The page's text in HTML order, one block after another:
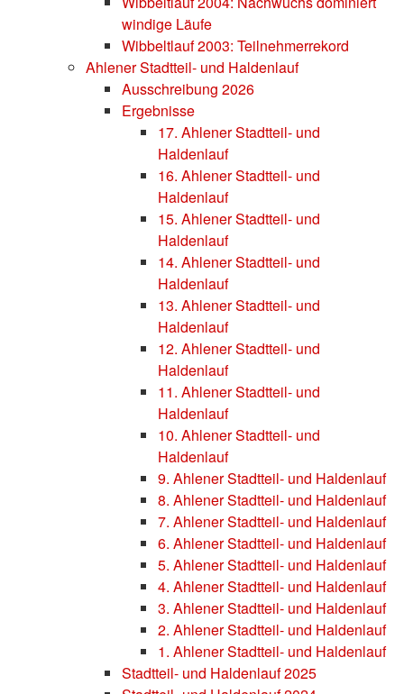
windige Läufe
Wibbeltlauf 2003: Teilnehmerrekord
Ahlener Stadtteil- und Haldenlauf
Ausschreibung 2026
Ergebnisse
17. Ahlener Stadtteil- und
Haldenlauf
16. Ahlener Stadtteil- und
Haldenlauf
15. Ahlener Stadtteil- und
Haldenlauf
14. Ahlener Stadtteil- und
Haldenlauf
13. Ahlener Stadtteil- und
Haldenlauf
12. Ahlener Stadtteil- und
Haldenlauf
11. Ahlener Stadtteil- und
Haldenlauf
10. Ahlener Stadtteil- und
Haldenlauf
9. Ahlener Stadtteil- und Haldenlauf
8. Ahlener Stadtteil- und Haldenlauf
7. Ahlener Stadtteil- und Haldenlauf
6. Ahlener Stadtteil- und Haldenlauf
5. Ahlener Stadtteil- und Haldenlauf
4. Ahlener Stadtteil- und Haldenlauf
3. Ahlener Stadtteil- und Haldenlauf
2. Ahlener Stadtteil- und Haldenlauf
1. Ahlener Stadtteil- und Haldenlauf
Stadtteil- und Haldenlauf 2025